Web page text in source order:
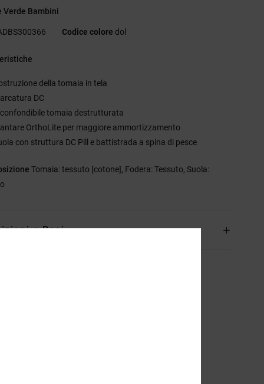
Verde Bambini
Codice colore dol
della tomaia in tela
DC
tomaia destrutturata
OrthoLite per maggiore ammortizzamento
con struttura DC Pill e battistrada a spina di pesce
Tomaia: tessuto [cotone], Fodera: Tessuto, Suola:
e Resi